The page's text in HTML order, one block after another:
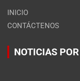
INICIO
CONTÁCTENOS
NOTICIAS